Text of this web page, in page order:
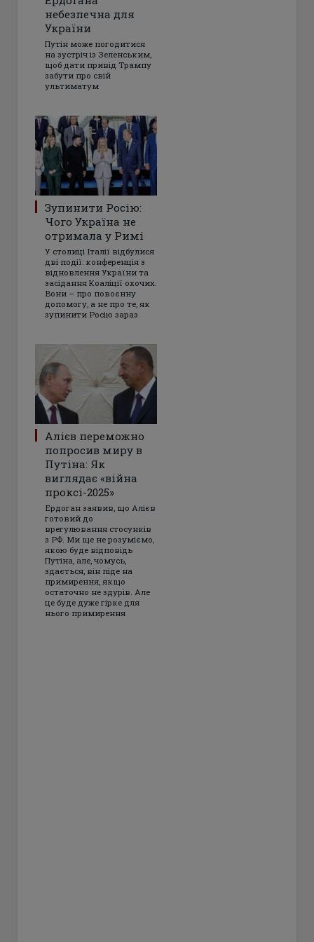
небезпечна для
України
Путін може погодитися
на зустріч із Зеленським,
щоб дати привід Трампу
забути про свій
ультиматум
Зупинити Росію:
Чого Україна не
отримала у Римі
У столиці Італії відбулися
дві події: конференція з
відновлення України та
засідання Коаліції охочих.
Вони – про повоєнну
допомогу, а не про те, як
зупинити Росію зараз
Алієв переможно
попросив миру в
Путіна: Як
виглядає «війна
проксі-2025»
Ердоган заявив, що Алієв
готовий до
врегулювання стосунків
з РФ. Ми ще не розуміємо,
якою буде відповідь
Путіна, але, чомусь,
здається, він піде на
примирення, якщо
остаточно не здурів. Але
це буде дуже гірке для
нього примирення